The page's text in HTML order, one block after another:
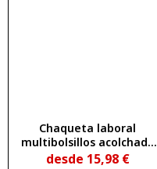
Chaqueta laboral
multibolsillos acolchado
con faldón trasero
desde 15,98 €